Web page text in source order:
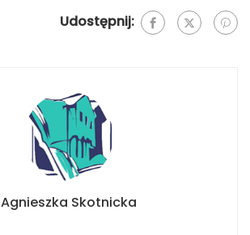
Udostępnij:
Agnieszka Skotnicka